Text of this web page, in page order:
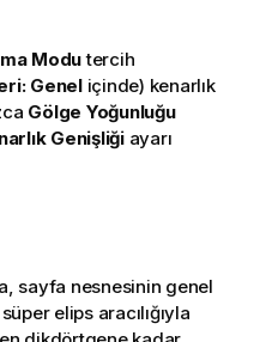
Modutercih
Geneliçinde) kenarlık
Gölge Yoğunluğu
Genişliğiayarı
sayfa nesnesinin genel
elips aracılığıyla